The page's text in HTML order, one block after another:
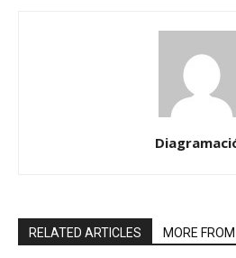
RELATED ARTICLES MORE